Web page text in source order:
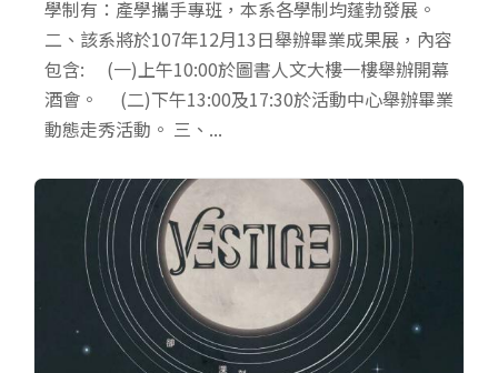
學制有：產學攜手專班，本系各學制均蓬勃發展。
二、該系將於107年12月13日舉辦畢業成果展，內容
包含: (一)上午10:00於圖書人文大樓一樓舉辦開幕
酒會。 (二)下午13:00及17:30於活動中心舉辦畢業
動態走秀活動。 三、...